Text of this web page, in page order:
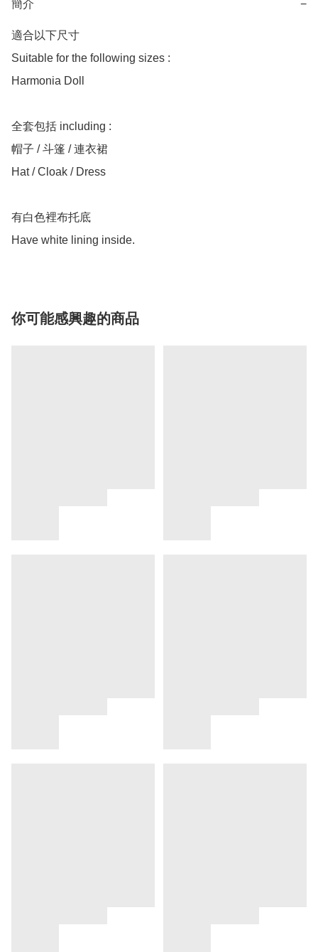
簡介 −
適合以下尺寸
Suitable for the following sizes :
Harmonia Doll
全套包括 including :
帽子 / 斗篷 / 連衣裙
Hat / Cloak / Dress
有白色裡布托底
你可能感興趣的商品